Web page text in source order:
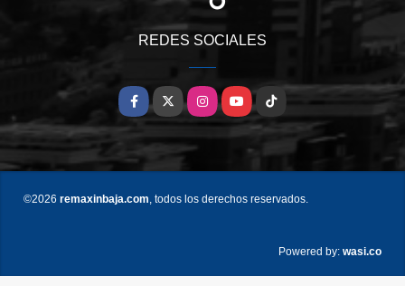
REDES SOCIALES
Facebook
X InstagramYouTubeTikTok
©2026 remaxinbaja.com , todos los derechos reservados.
Powered by: wasi.co